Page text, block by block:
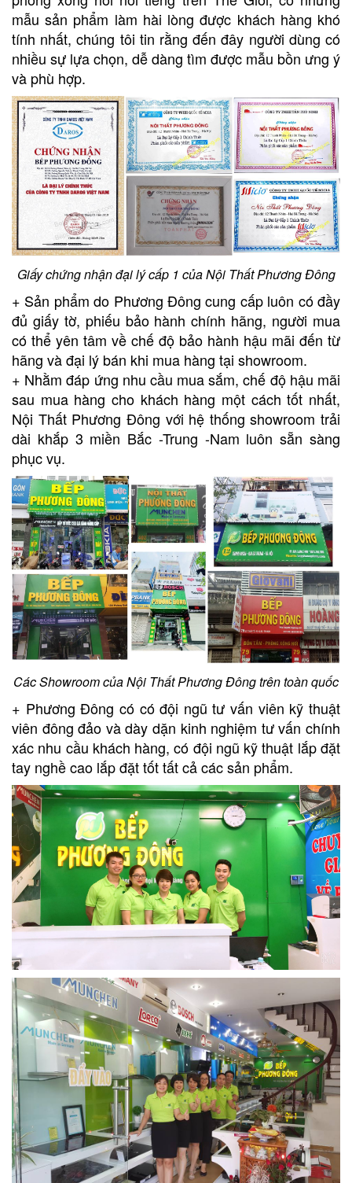
mẫu sản phẩm làm hài lòng được khách hàng khó
tính nhất, chúng tôi tin rằng đến đây người dùng có
nhiều sự lựa chọn, dễ dàng tìm được mẫu bồn ưng ý
và phù hợp.
Giấy chứng nhận đại lý cấp 1 của Nội Thất Phương Đông
+ Sản phẩm do Phương Đông cung cấp luôn có đầy
đủ giấy tờ, phiếu bảo hành chính hãng, người mua
có thể yên tâm về chế độ bảo hành hậu mãi đến từ
hãng và đại lý bán khi mua hàng tại showroom.
+ Nhằm đáp ứng nhu cầu mua sắm, chế độ hậu mãi
sau mua hàng cho khách hàng một cách tốt nhất,
Nội Thất Phương Đông với hệ thống showroom trải
dài khắp 3 miền Bắc -Trung -Nam luôn sẵn sàng
phục vụ.
Các Showroom của Nội Thất Phương Đông trên toàn quốc
+ Phương Đông có có đội ngũ tư vấn viên kỹ thuật
viên đông đảo và dày dặn kinh nghiệm tư vấn chính
xác nhu cầu khách hàng, có đội ngũ kỹ thuật lắp đặt
tay nghề cao lắp đặt tốt tất cả các sản phẩm.